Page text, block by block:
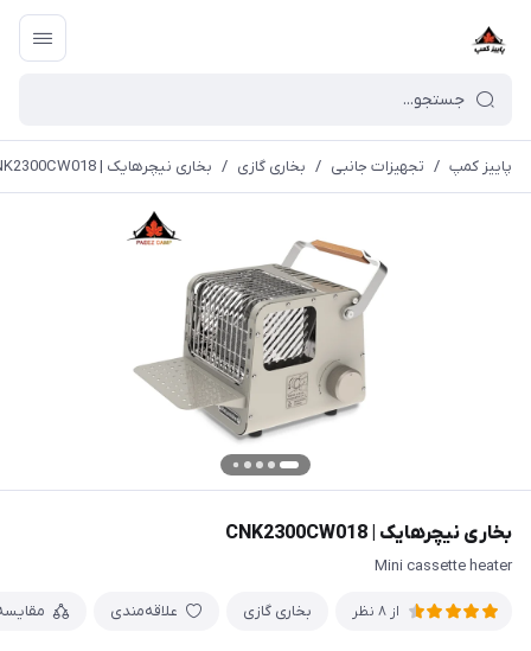
پاییز کمپ / تجهیزات جانبی / بخاری گازی / بخاری نیچرهایک | CNK2300CW018
بخاری نیچرهایک | CNK2300CW018
Mini cassette heater
از 8 نظر بخاری گازی علاقه‌مندی